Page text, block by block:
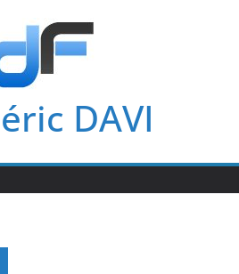
DAVI